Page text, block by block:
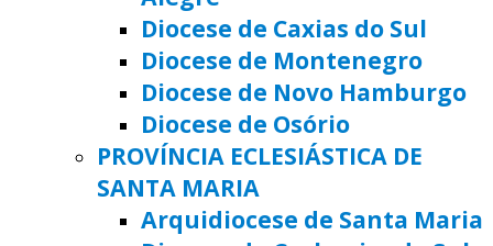
Diocese de Caxias do Sul
Diocese de Montenegro
Diocese de Novo Hamburgo
Diocese de Osório
PROVÍNCIA ECLESIÁSTICA DE
SANTA MARIA
Arquidiocese de Santa Maria